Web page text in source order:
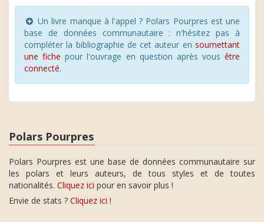
Un livre manque à l'appel ? Polars Pourpres est une
base de données communautaire : n'hésitez pas à
compléter la bibliographie de cet auteur en soumettant
une fiche pour l'ouvrage en question après vous être
connecté.
Polars Pourpres
Polars Pourpres est une base de données communautaire sur
les polars et leurs auteurs, de tous styles et de toutes
nationalités. Cliquez ici pour en savoir plus !
Envie de stats ? Cliquez ici !